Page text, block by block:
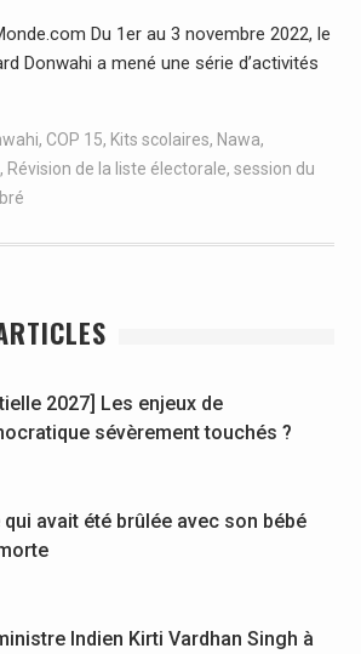
Du 1er au 3 novembre 2022, le
Donwahi a mené une série d’activités
, COP 15, Kits scolaires, Nawa,
, Révision de la liste électorale, session du
2027] Les enjeux de
sévèrement touchés ?
avait été brûlée avec son bébé
Indien Kirti Vardhan Singh à